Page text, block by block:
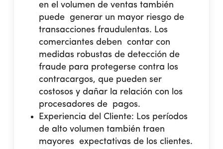
en el volumen de ventas también
puede generar un mayor riesgo de
transacciones fraudulentas. Los
comerciantes deben contar con
medidas robustas de detección de
fraude para protegerse contra los
contracargos, que pueden ser
costosos y dañar la relación con los
procesadores de pagos.
Experiencia del Cliente: Los períodos
de alto volumen también traen
mayores expectativas de los clientes.